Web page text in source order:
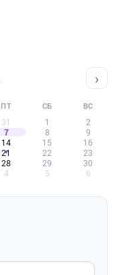
›
ПТ СБ ВС
31 1
2
7 8
9
14 15
16
21 22
23
28 29
30
4 5 6